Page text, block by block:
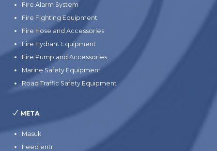
Fire Alarm System
Fire Fighting Equipment
Fire Hose and Accessories
Fire Hydrant Equipment
Fire Pump and Accessories
Marine Safety Equipment
Road Traffic Safety Equipment
META
Masuk
Feed entri